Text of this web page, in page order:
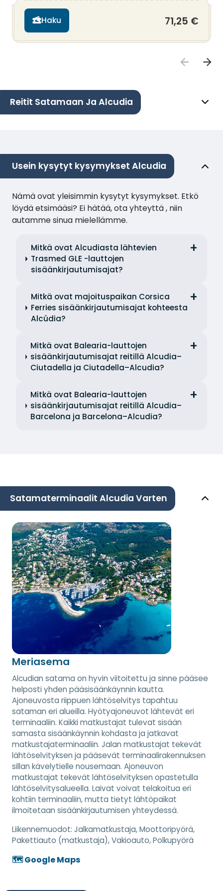
Haku 71,25 €
Reitit Satamaan Ja Alcudia
Usein kysytyt kysymykset Alcudia
Nämä ovat yleisimmin kysytyt kysymykset. Etkö
löydä etsimääsi? Ei hätää, ota yhteyttä , niin
autamme sinua mielellämme.
Mitkä ovat Alcudiasta lähtevien
Trasmed GLE -lauttojen
sisäänkirjautumisajat?
Mitkä ovat majoituspaikan Corsica
Ferries sisäänkirjautumisajat kohteesta
Alcúdia?
Mitkä ovat Balearia-lauttojen
sisäänkirjautumisajat reitillä Alcudia–
Ciutadella ja Ciutadella–Alcudia?
Mitkä ovat Balearia-lauttojen
sisäänkirjautumisajat reitillä Alcudia–
Barcelona ja Barcelona–Alcudia?
Satamaterminaalit Alcudia Varten
Meriasema
Alcudian satama on hyvin viitoitettu ja sinne pääsee
helposti yhden pääsisäänkäynnin kautta.
Ajoneuvosta riippuen lähtöselvitys tapahtuu
sataman eri alueilla. Hyötyajoneuvot lähtevät eri
terminaaliin. Kaikki matkustajat tulevat sisään
samasta sisäänkäynnin kohdasta ja jatkavat
matkustajaterminaaliin. Jalan matkustajat tekevät
lähtöselvityksen ja pääsevät terminaalirakennuksen
sillan kävelytielle nousemaan. Ajoneuvon
matkustajat tekevät lähtöselvityksen opastetulla
lähtöselvitysalueella. Laivat voivat telakoitua eri
kohtiin terminaaliin, mutta tietyt lähtöpaikat
ilmoitetaan sisäänkirjautumisen yhteydessä.
Liikennemuodot: Jalkamatkustaja, Moottoripyörä,
Pakettiauto (matkustaja), Vakioauto, Polkupyörä
🗺️ Google Maps